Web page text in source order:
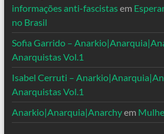
informações anti-fascistasem
no Brasil
Sofia Garrido –
Anarquistas Vol.1
Isabel Cerruti –
Anarquistas Vol.1
Anarkio|Anarquia|Anarchyem